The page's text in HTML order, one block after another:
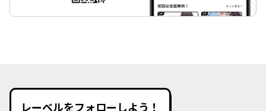
レーベルをフォローしよう！